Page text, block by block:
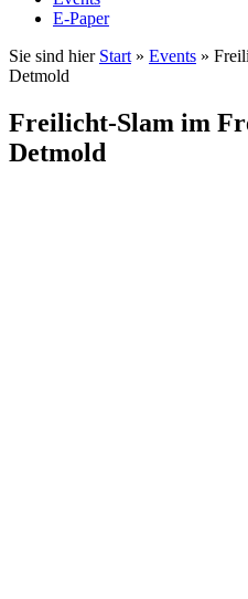
E-Paper
Sie sind hier Start » Events »
Detmold
Freilicht-Slam im
Detmold